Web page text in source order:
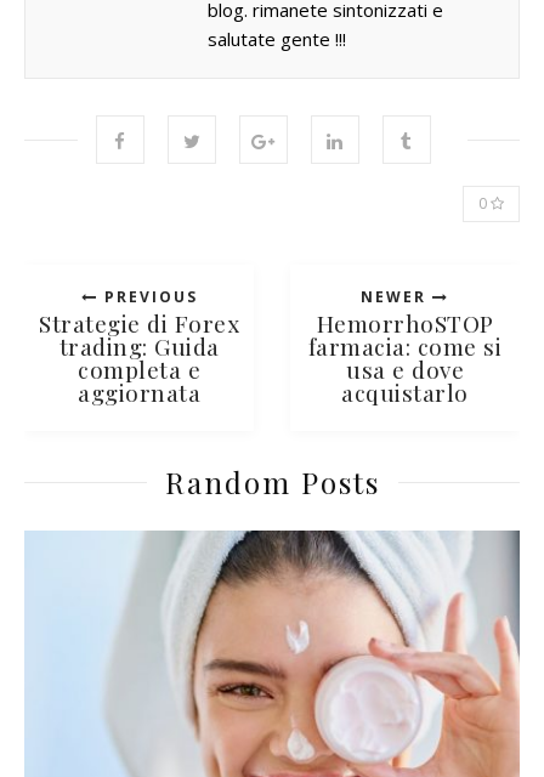
blog. rimanete sintonizzati e
salutate gente !!!
0
PREVIOUS
Strategie di Forex
trading: Guida
completa e
aggiornata
NEWER
HemorrhoSTOP
farmacia: come si
usa e dove
acquistarlo
Random Posts